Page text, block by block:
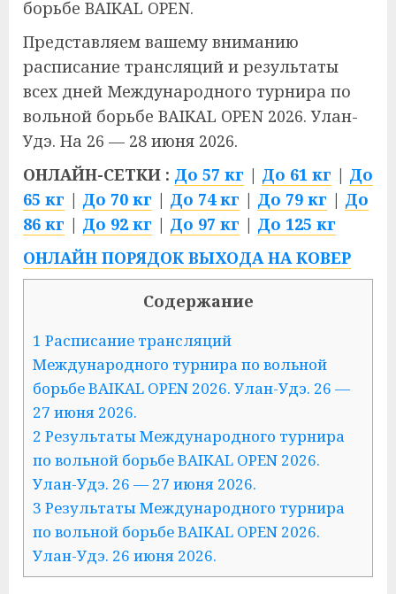
борьбе BAIKAL OPEN.
Представляем вашему вниманию
расписание трансляций и результаты
всех дней Международного турнира по
вольной борьбе BAIKAL OPEN 2026. Улан-
Удэ. На 26 — 28 июня 2026.
ОНЛАЙН-СЕТКИ : До 57 кг | До 61 кг | До
65 кг | До 70 кг | До 74 кг | До 79 кг | До
86 кг | До 92 кг | До 97 кг | До 125 кг
ОНЛАЙН ПОРЯДОК ВЫХОДА НА КОВЕР
Содержание
1 Расписание трансляций
Международного турнира по вольной
борьбе BAIKAL OPEN 2026. Улан-Удэ. 26 —
27 июня 2026.
2 Результаты Международного турнира
по вольной борьбе BAIKAL OPEN 2026.
Улан-Удэ. 26 — 27 июня 2026.
3 Результаты Международного турнира
по вольной борьбе BAIKAL OPEN 2026.
Улан-Удэ. 26 июня 2026.